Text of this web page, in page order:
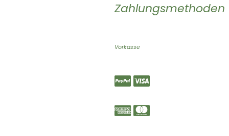
Zahlungsmethoden
Vorkasse